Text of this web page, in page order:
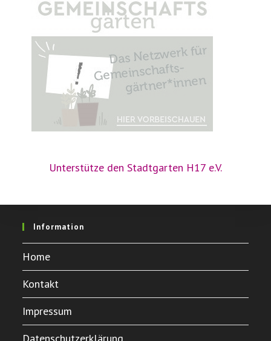
Unterstütze den Stadtgarten H17 e.V.
Information
Home
Kontakt
Impressum
Datenschutzerklärung